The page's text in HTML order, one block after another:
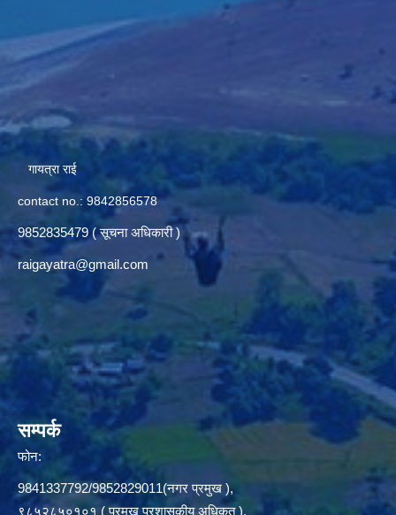
गायत्रा राई
contact no.: 9842856578
9852835479 ( सूचना अधिकारी )
raigayatra@gmail.com
सम्पर्क
फोन:
9841337792/9852829011(नगर प्रमुख ),
९८५२८५०१०१ ( प्रमुख प्रशासकीय अधिकृत ),